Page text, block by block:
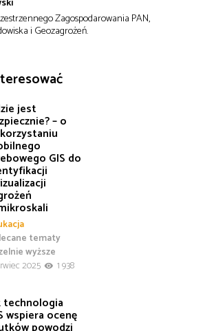
Zagospodarowania PAN,
i Geozagrożeń.
jest
– o
GIS do
tematy
wyższe
2025
1 938
technologia
wspiera ocenę